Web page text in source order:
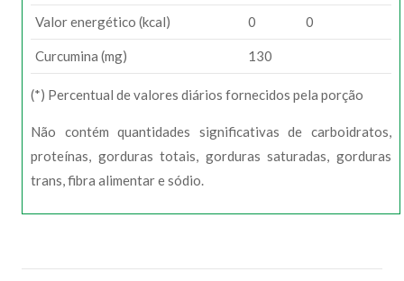
Valor energético (kcal) 0 0
Curcumina (mg) 130
(*) Percentual de valores diários fornecidos pela porção
Não contém quantidades significativas de carboidratos,
proteínas, gorduras totais, gorduras saturadas, gorduras
trans, fibra alimentar e sódio.